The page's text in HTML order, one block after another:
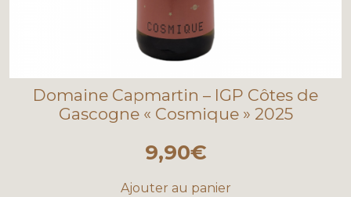
Domaine Capmartin – IGP Côtes de
Gascogne « Cosmique » 2025
9,90€
Ajouter au panier